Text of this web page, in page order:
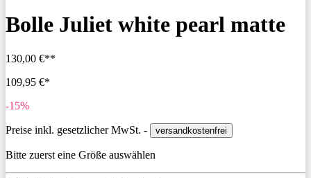
Bolle Juliet white pearl matte
130,00 €**
109,95 €*
-15%
Preise inkl. gesetzlicher MwSt. - versandkostenfrei
Bitte zuerst eine Größe auswählen